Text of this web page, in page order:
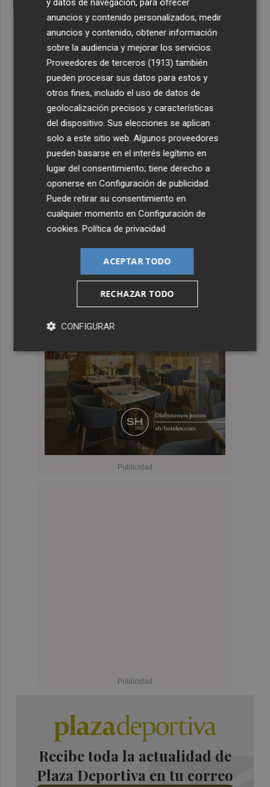
Recibe toda la actualidad de
Plaza Deportiva en tu correo
y datos de navegación, para ofrecer
anuncios y contenido personalizados, medir
anuncios y contenido, obtener información
sobre la audiencia y mejorar los servicios.
Proveedores de terceros (1913) también
pueden procesar sus datos para estos y
otros fines, incluido el uso de datos de
geolocalización precisos y características
del dispositivo. Sus elecciones se aplican
solo a este sitio web. Algunos proveedores
pueden basarse en el interés legítimo en
lugar del consentimiento; tiene derecho a
oponerse enConfiguración de publicidad.
Puede retirar su consentimiento en
cualquier momento enConfiguración de
cookies.Política de privacidad
ACEPTAR TODO
RECHAZAR TODO
CONFIGURAR